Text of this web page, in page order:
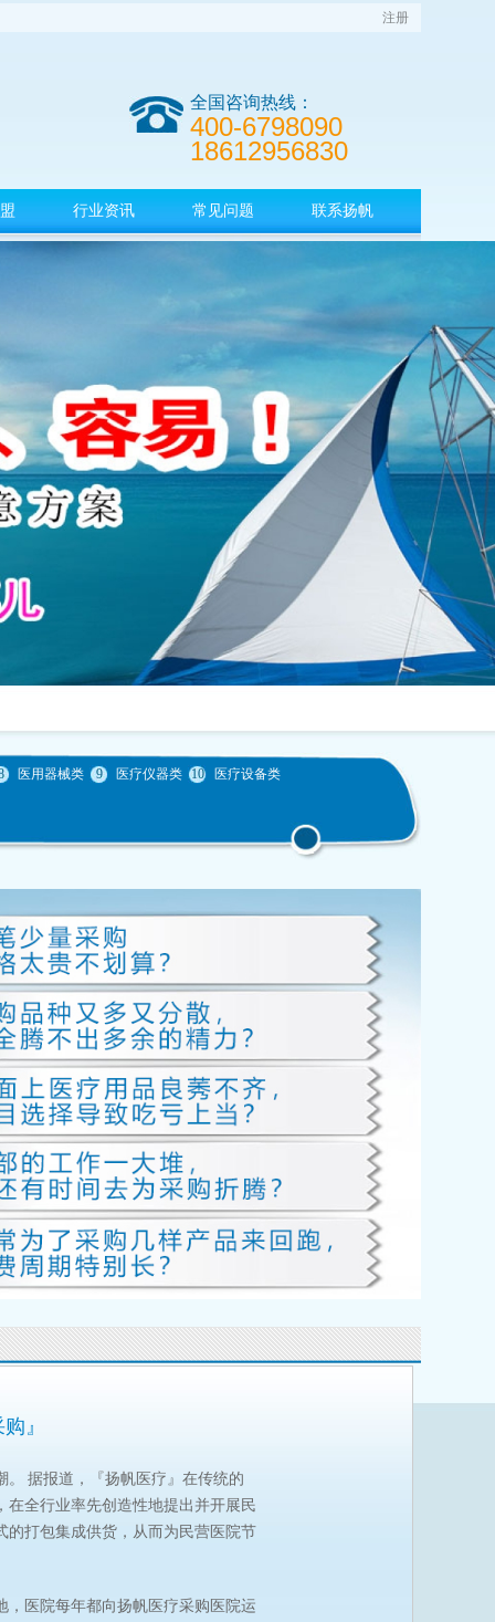
注册
全国咨询热线：
400-6798090
18612956830
行业资讯 常见问题 联系扬帆
医用器械类 9 医疗仪器类 10 医疗设备类
』
据报道，『扬帆医疗』在传统的
全行业率先创造性地提出并开展民
的打包集成供货，从而为民营医院节
医院每年都向扬帆医疗采购医院运